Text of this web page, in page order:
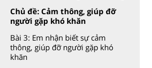
Chủ đề: Cảm thông, giúp đỡ
người gặp khó khăn
Bài 3: Em nhận biết sự cảm
thông, giúp đỡ người gặp khó
khăn